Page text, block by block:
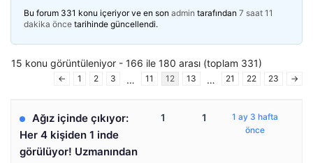
Bu forum 331 konu içeriyor ve en son admin tarafından 7 saat 11
dakika önce tarihinde güncellendi.
15 konu görüntüleniyor - 166 ile 180 arası (toplam 331)
← 1 2 3 … 11 12 13 … 21 22 23 →
Ağız içinde çıkıyor:
Her 4 kişiden 1 inde
görülüyor! Uzmanından
1 1
1 ay 3 hafta
önce